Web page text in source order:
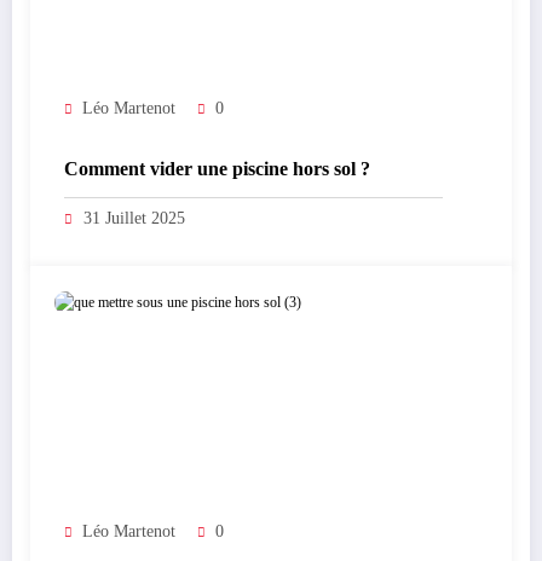
Léo Martenot 0
Comment vider une piscine hors sol ?
31 Juillet 2025
Léo Martenot 0